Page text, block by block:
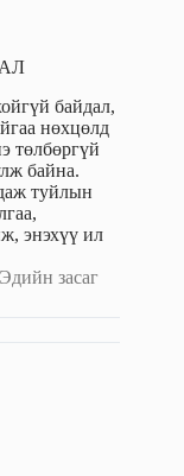
байдал,
нөхцөлд
төлбөргүй
байна.
туйлын
энэхүү ил
Эдийн засаг